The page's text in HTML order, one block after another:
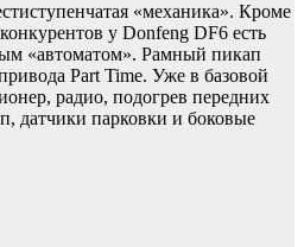
«механика». Кроме
у Donfeng DF6 есть
«автоматом». Рамный пикап
Part Time. Уже в базовой
радио, подогрев передних
датчики парковки и боковые